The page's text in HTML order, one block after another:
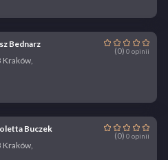
Bednarz
(0) 0 opinii
Kraków,
Buczek
(0) 0 opinii
Kraków,